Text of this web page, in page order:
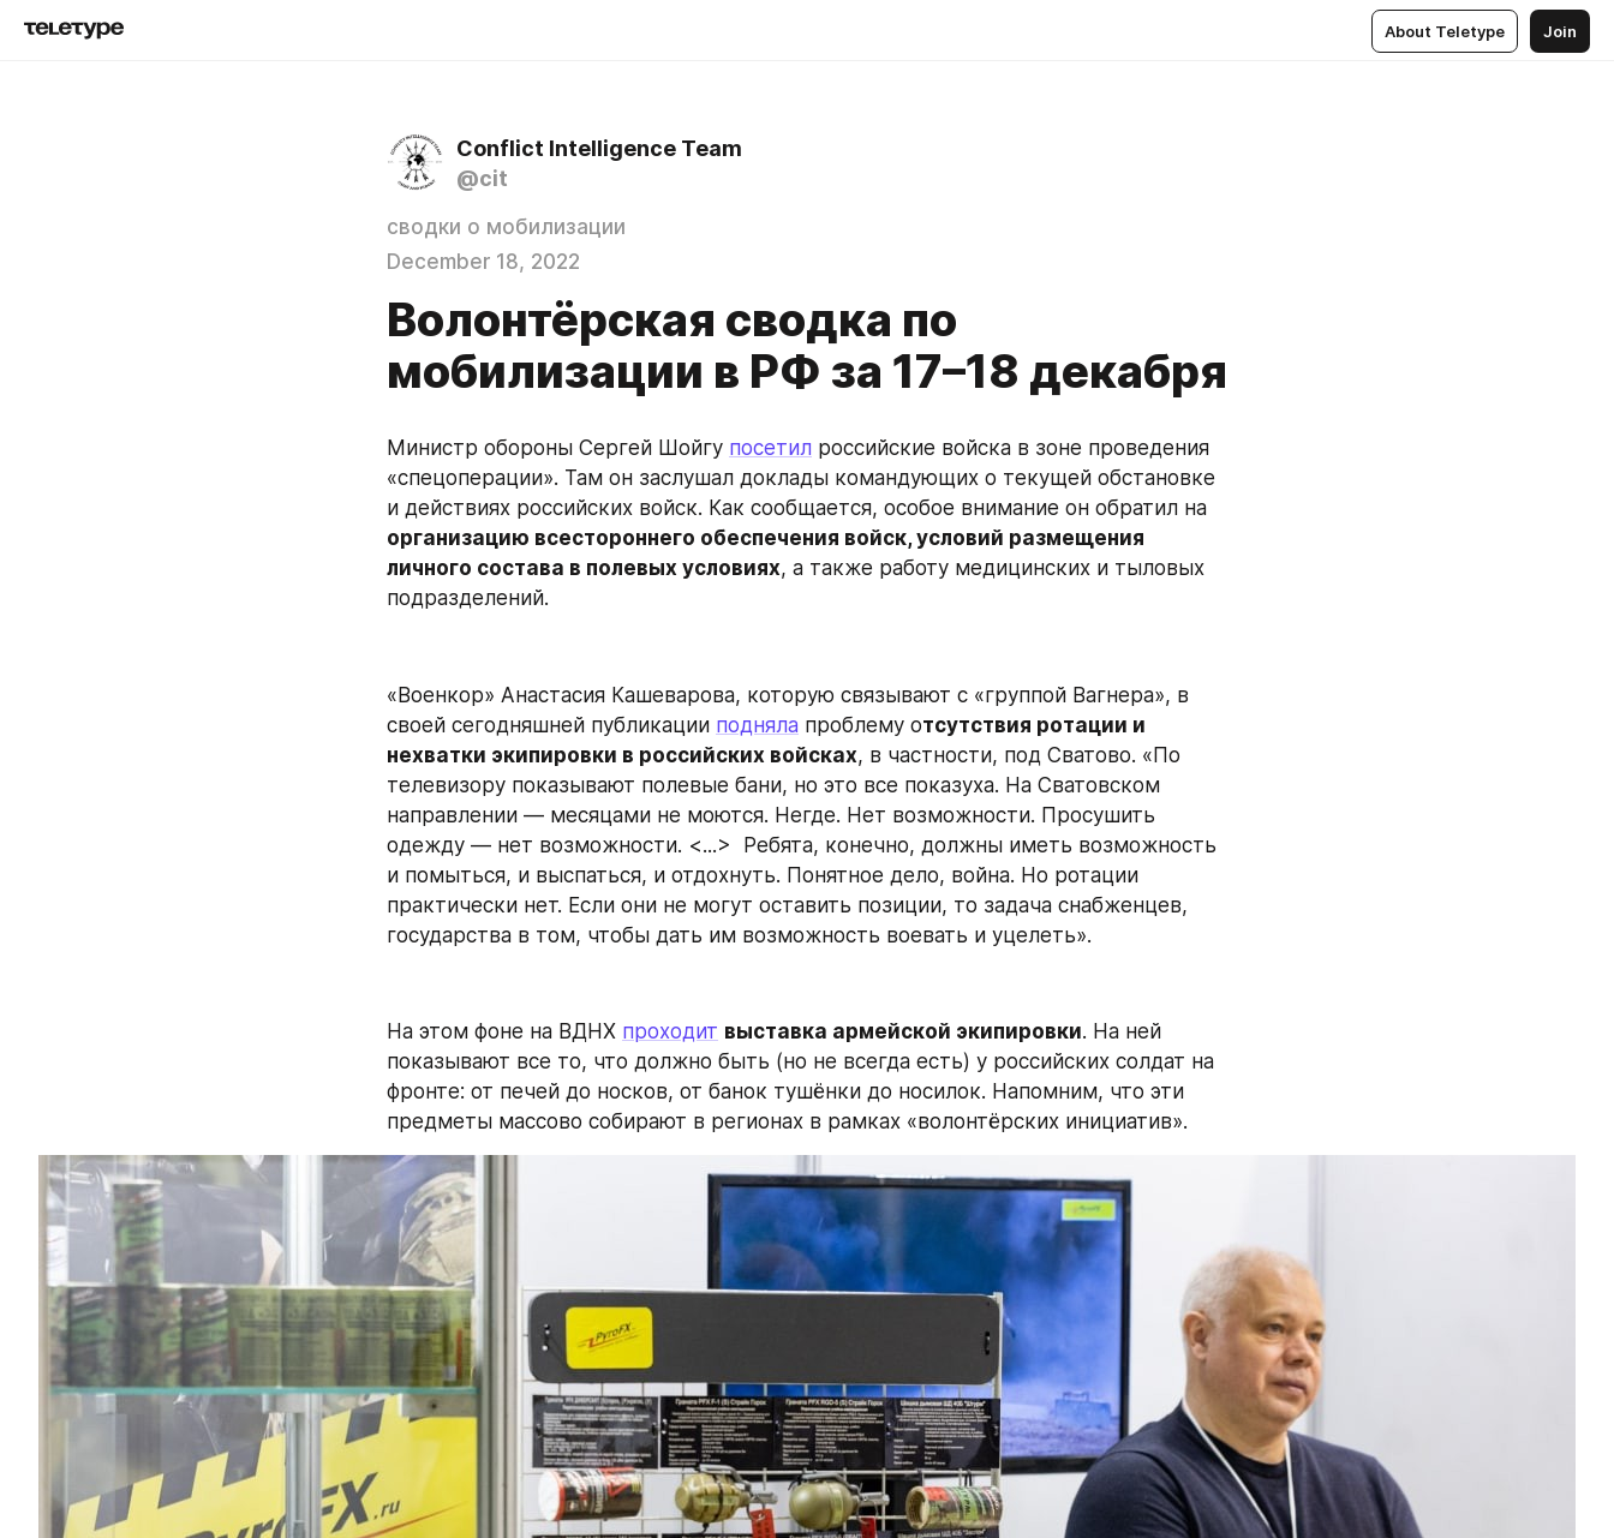
About Teletype Join
Conflict Intelligence Team
@cit
сводки о мобилизации
December 18, 2022
Волонтёрская сводка по
мобилизации в РФ за 17–18 декабря
Министр обороны Сергей Шойгу посетил российские войска в зоне проведения
«спецоперации». Там он заслушал доклады командующих о текущей обстановке
организацию всестороннего обеспечения войск, условий размещения
личного состава в полевых условиях, а также работу медицинских и тыловых
подразделений.
«Военкор» Анастасия Кашеварова, которую связывают с «группой Вагнера», в
своей сегодняшней публикации подняла проблему отсутствия ротации и
нехватки экипировки в российских войсках, в частности, под Сватово. «По
телевизору показывают полевые бани, но это все показуха. На Сватовском
направлении — месяцами не моются. Негде. Нет возможности. Просушить
одежду — нет возможности. <...>  Ребята, конечно, должны иметь возможность
и помыться, и выспаться, и отдохнуть. Понятное дело, война. Но ротации
практически нет. Если они не могут оставить позиции, то задача снабженцев,
государства в том, чтобы дать им возможность воевать и уцелеть».
На этом фоне на ВДНХ проходит выставка армейской экипировки. На ней
показывают все то, что должно быть (но не всегда есть) у российских солдат на
фронте: от печей до носков, от банок тушёнки до носилок. Напомним, что эти
предметы массово собирают в регионах в рамках «волонтёрских инициатив».